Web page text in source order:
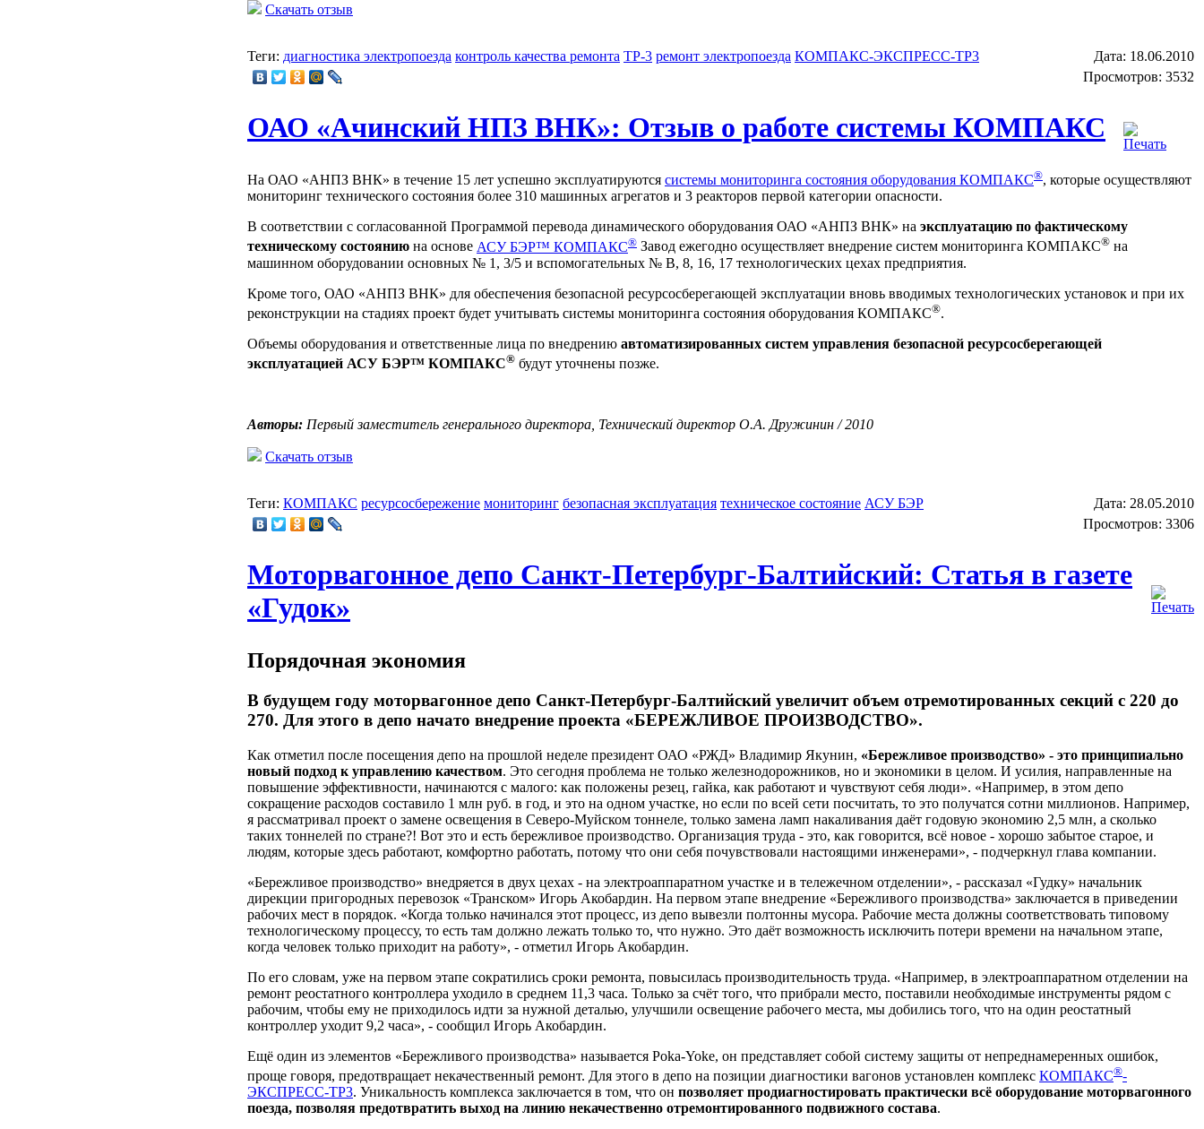
Скачать отзыв
Теги: диагностика электропоезда контроль качества ремонта ТР-3 ремонт электропоезда КОМПАКС-ЭКСПРЕСС-ТР3 Дата: 18.06.2010
Просмотров: 3532
ОАО «Ачинский НПЗ ВНК»: Отзыв о работе системы КОМПАКС
На ОАО «АНПЗ ВНК» в течение 15 лет успешно эксплуатируются системы мониторинга состояния оборудования КОМПАКС®, которые осуществляют
мониторинг технического состояния более 310 машинных агрегатов и 3 реакторов первой категории опасности.
В соответствии с согласованной Программой перевода динамического оборудования ОАО «АНПЗ ВНК» на эксплуатацию по фактическому
техническому состоянию на основе АСУ БЭР™ КОМПАКС® Завод ежегодно осуществляет внедрение систем мониторинга КОМПАКС® на
машинном оборудовании основных № 1, 3/5 и вспомогательных № В, 8, 16, 17 технологических цехах предприятия.
Кроме того, ОАО «АНПЗ ВНК» для обеспечения безопасной ресурсосберегающей эксплуатации вновь вводимых технологических установок и при их
реконструкции на стадиях проект будет учитывать системы мониторинга состояния оборудования КОМПАКС®.
Объемы оборудования и ответственные лица по внедрению автоматизированных систем управления безопасной ресурсосберегающей
эксплуатацией АСУ БЭР™ КОМПАКС® будут уточнены позже.
Авторы: Первый заместитель генерального директора, Технический директор О.А. Дружинин / 2010
Скачать отзыв
Теги: КОМПАКС ресурсосбережение мониторинг безопасная эксплуатация техническое состояние АСУ БЭР Дата: 28.05.2010
Просмотров: 3306
Моторвагонное депо Санкт-Петербург-Балтийский: Статья в газете
«Гудок»
Порядочная экономия
В будущем году моторвагонное депо Санкт-Петербург-Балтийский увеличит объем отремотированных секций с 220 до
270. Для этого в депо начато внедрение проекта «БЕРЕЖЛИВОЕ ПРОИЗВОДСТВО».
Как отметил после посещения депо на прошлой неделе президент ОАО «РЖД» Владимир Якунин, «Бережливое производство» - это принципиально
новый подход к управлению качеством. Это сегодня проблема не только железнодорожников, но и экономики в целом. И усилия, направленные на
повышение эффективности, начинаются с малого: как положены резец, гайка, как работают и чувствуют себя люди». «Например, в этом депо
сокращение расходов составило 1 млн руб. в год, и это на одном участке, но если по всей сети посчитать, то это получатся сотни миллионов. Например,
я рассматривал проект о замене освещения в Северо-Муйском тоннеле, только замена ламп накаливания даёт годовую экономию 2,5 млн, а сколько
таких тоннелей по стране?! Вот это и есть бережливое производство. Организация труда - это, как говорится, всё новое - хорошо забытое старое, и
людям, которые здесь работают, комфортно работать, потому что они себя почувствовали настоящими инженерами», - подчеркнул глава компании.
«Бережливое производство» внедряется в двух цехах - на электроаппаратном участке и в тележечном отделении», - рассказал «Гудку» начальник
дирекции пригородных перевозок «Транском» Игорь Акобардин. На первом этапе внедрение «Бережливого производства» заключается в приведении
рабочих мест в порядок. «Когда только начинался этот процесс, из депо вывезли полтонны мусора. Рабочие места должны соответствовать типовому
технологическому процессу, то есть там должно лежать только то, что нужно. Это даёт возможность исключить потери времени на начальном этапе,
когда человек только приходит на работу», - отметил Игорь Акобардин.
По его словам, уже на первом этапе сократились сроки ремонта, повысилась производительность труда. «Например, в электроаппаратном отделении на
ремонт реостатного контроллера уходило в среднем 11,3 часа. Только за счёт того, что прибрали место, поставили необходимые инструменты рядом с
рабочим, чтобы ему не приходилось идти за нужной деталью, улучшили освещение рабочего места, мы добились того, что на один реостатный
контроллер уходит 9,2 часа», - сообщил Игорь Акобардин.
Ещё один из элементов «Бережливого производства» называется Poka-Yoke, он представляет собой систему защиты от непреднамеренных ошибок,
проще говоря, предотвращает некачественный ремонт. Для этого в депо на позиции диагностики вагонов установлен комплекс КОМПАКС®-
ЭКСПРЕСС-ТР3. Уникальность комплекса заключается в том, что он позволяет продиагностировать практически всё оборудование моторвагонного
поезда, позволяя предотвратить выход на линию некачественно отремонтированного подвижного состава.